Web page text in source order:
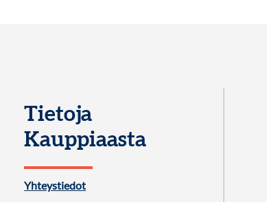
Tietoja
Kauppiaasta
Yhteystiedot